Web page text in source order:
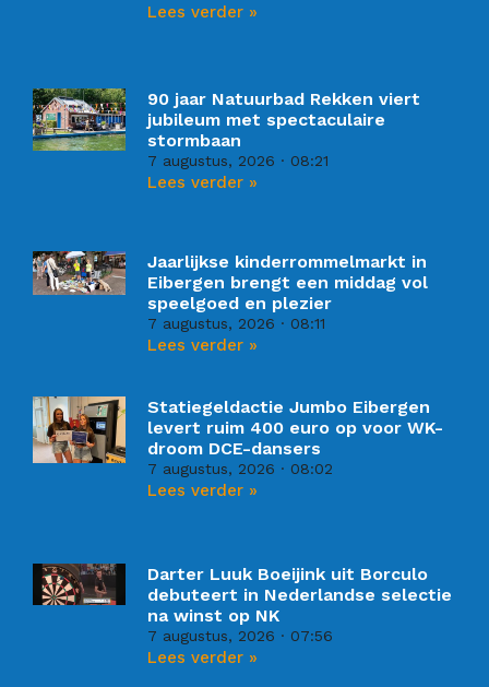
Lees verder »
90 jaar Natuurbad Rekken viert
jubileum met spectaculaire
stormbaan
7 augustus, 2026 08:21
Lees verder »
Jaarlijkse kinderrommelmarkt in
Eibergen brengt een middag vol
speelgoed en plezier
7 augustus, 2026 08:11
Lees verder »
Statiegeldactie Jumbo Eibergen
levert ruim 400 euro op voor WK-
droom DCE-dansers
7 augustus, 2026 08:02
Lees verder »
Darter Luuk Boeijink uit Borculo
debuteert in Nederlandse selectie
na winst op NK
7 augustus, 2026 07:56
Lees verder »